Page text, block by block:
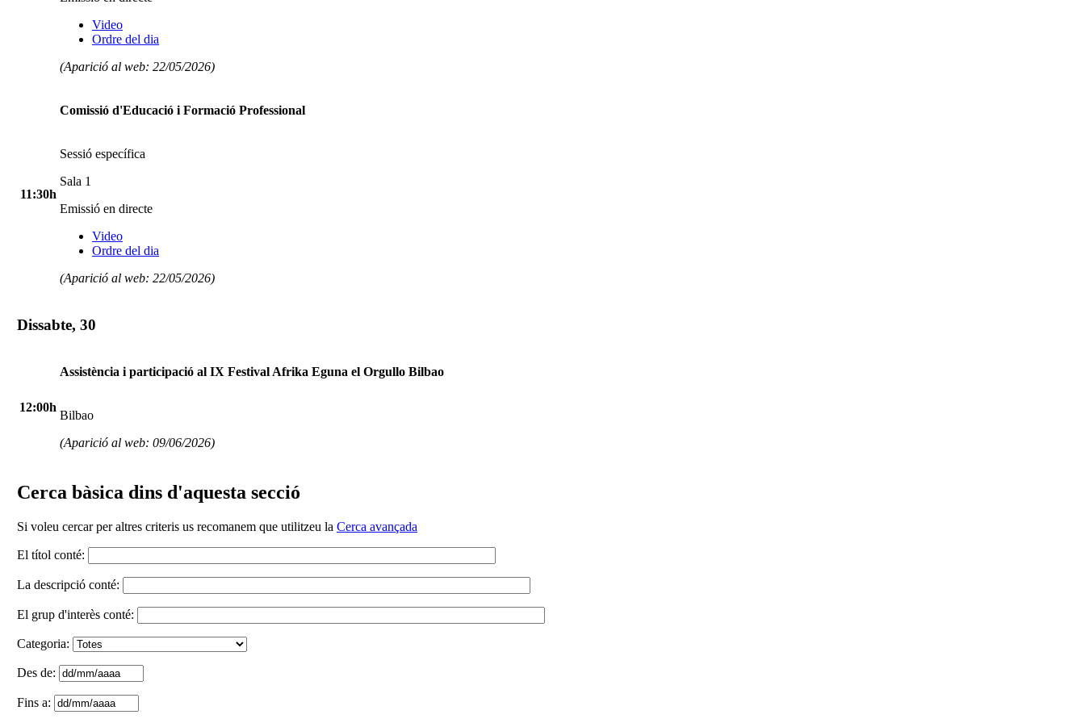
Video
Ordre del dia
(Aparició al web: 22/05/2026)
11:30h
Comissió d'Educació i Formació Professional
Sessió específica
Sala 1
Emissió en directe
Video
Ordre del dia
(Aparició al web: 22/05/2026)
Dissabte, 30
12:00h
Assistència i participació al IX Festival Afrika Eguna el Orgullo Bilbao
Bilbao
(Aparició al web: 09/06/2026)
Cerca bàsica dins d'aquesta secció
Si voleu cercar per altres criteris us recomanem que utilitzeu la Cerca avançada
El títol conté:
La descripció conté:
El grup d'interès conté:
Categoria:
Des de:
Fins a: